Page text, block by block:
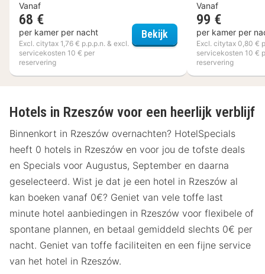
Vanaf
68 €
per kamer per nacht
Excl. citytax 1,76 € p.p.p.n. & excl.
servicekosten 10 € per
reservering
Bekijk Ibis Styles Villeneuve
Vanaf
99 €
per kamer per
Excl. citytax 0,80 €
servicekosten 10 €
reservering
Hotels in Rzeszów voor een heerlijk verblijf
Binnenkort in Rzeszów overnachten? HotelSpecials
heeft 0 hotels in Rzeszów en voor jou de tofste deals
en Specials voor Augustus, September en daarna
geselecteerd. Wist je dat je een hotel in Rzeszów al
kan boeken vanaf 0€? Geniet van vele toffe last
minute hotel aanbiedingen in Rzeszów voor flexibele of
spontane plannen, en betaal gemiddeld slechts 0€ per
nacht. Geniet van toffe faciliteiten en een fijne service
van het hotel in Rzeszów.